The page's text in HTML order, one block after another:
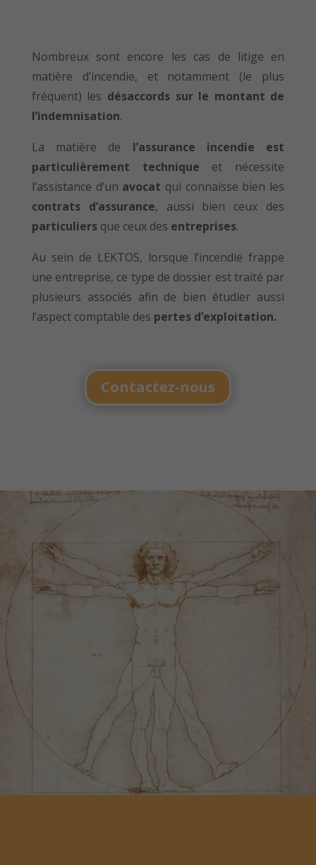
Nombreux sont encore les cas de litige en
matière d’incendie, et notamment (le plus
fréquent) les désaccords sur le montant de
l’indemnisation.
La matière de l’assurance incendie est
particulièrement technique et nécessite
l’assistance d’un avocat qui connaisse bien les
contrats d’assurance, aussi bien ceux des
particuliersque ceux des entreprises.
Au sein de LEKTOS, lorsque l’incendie frappe
une entreprise, ce type de dossier est traité par
plusieurs associés afin de bien étudier aussi
l’aspect comptable des pertes d’exploitation.
Contactez-nous